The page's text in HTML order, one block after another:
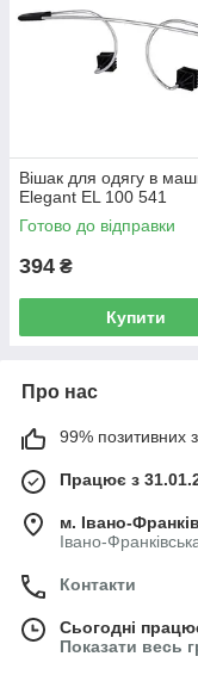
Вішак для одягу в
Elegant EL 100 541
Готово до відправки
394 ₴
Купити
Про нас
99% позитивних з
Працює з
м. Івано-
Івано-
Контакти
Сьогодні
Показати весь